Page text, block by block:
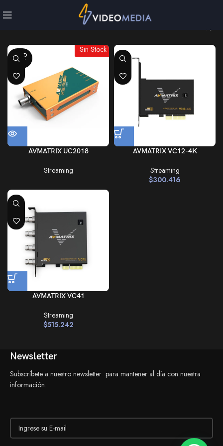
SOLD
OUT
Sin Stock
AVMATRIX UC2018
Streaming
AVMATRIX VC12-4K
Streaming
$300.416
AVMATRIX VC41
Streaming
$515.242
Newsletter
Subscríbete a nuestro newsletter para mantener al día con nuestra
información.